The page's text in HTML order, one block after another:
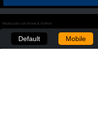
Realizzato con Plone & Python
Default Mobile